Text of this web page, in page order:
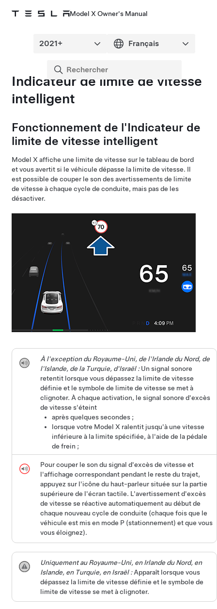
Model X Owner's Manual
Indicateur de limite de vitesse
intelligent
Fonctionnement de l'Indicateur de
limite de vitesse intelligent
Model X affiche une limite de vitesse sur le tableau de bord
et vous avertit si le véhicule dépasse la limite de vitesse. Il
est possible de couper le son des avertissements de limite
de vitesse à chaque cycle de conduite, mais pas de les
désactiver.
À l'exception du Royaume-Uni, de l'Irlande du Nord, de
l'Islande, de la Turquie, d'Israël :Un signal sonore
retentit lorsque vous dépassez la limite de vitesse
définie et le symbole de limite de vitesse se met à
clignoter. À chaque activation, le signal sonore d'excès
de vitesse s'éteint
après quelques secondes ;
lorsque votre Model X ralentit jusqu'à une vitesse
inférieure à la limite spécifiée, à l'aide de la pédale
de frein ;
Pour couper le son du signal d'excès de vitesse et
l'affichage correspondant pendant le reste du trajet,
appuyez sur l'icône du haut-parleur située sur la partie
supérieure de l'écran tactile. L'avertissement d'excès
de vitesse se réactive automatiquement au début de
chaque nouveau cycle de conduite (chaque fois que le
véhicule est mis en mode P (stationnement) et que vous
vous éloignez).
Uniquement au Royaume-Uni, en Irlande du Nord, en
Islande, en Turquie, en Israël :Apparaît lorsque vous
dépassez la limite de vitesse définie et le symbole de
limite de vitesse se met à clignoter.